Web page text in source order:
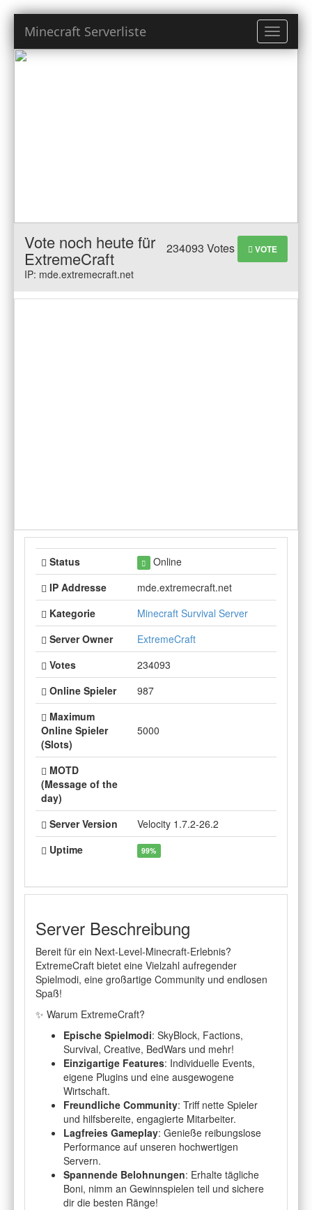
Toggle
Minecraft Serverliste
234093 Votes VOTE
Vote noch heute für
ExtremeCraft
IP: mde.extremecraft.net
Status
Online
IP Addresse
mde.extremecraft.net
Kategorie
Minecraft Survival Server
Server Owner
ExtremeCraft
Votes
234093
Online Spieler
987
Maximum
Online Spieler
(Slots)
5000
MOTD
(Message of the
day)
Server Version
Velocity 1.7.2-26.2
Uptime
99%
Server Beschreibung
Bereit für ein Next-Level-Minecraft-Erlebnis?
ExtremeCraft bietet eine Vielzahl aufregender
Spielmodi, eine großartige Community und endlosen
Spaß!
✨ Warum ExtremeCraft?
Epische Spielmodi: SkyBlock, Factions,
Survival, Creative, BedWars und mehr!
Einzigartige Features: Individuelle Events,
eigene Plugins und eine ausgewogene
Wirtschaft.
Freundliche Community: Triff nette Spieler
und hilfsbereite, engagierte Mitarbeiter.
Lagfreies Gameplay: Genieße reibungslose
Performance auf unseren hochwertigen
Servern.
Spannende Belohnungen: Erhalte tägliche
Boni, nimm an Gewinnspielen teil und sichere
dir die besten Ränge!